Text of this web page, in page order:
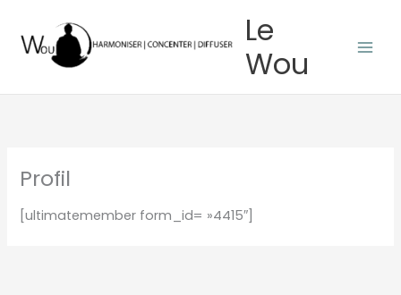
contenu
Le
Wou
Profil
[ultimatemember form_id= »4415″]